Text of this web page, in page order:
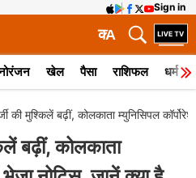
Sign in
A
क
खेल पैसा राशिफल धर्म
की मुश्किलें बढ़ीं, कोलकाता म्युनिसिपल
बढ़ीं, कोलकाता